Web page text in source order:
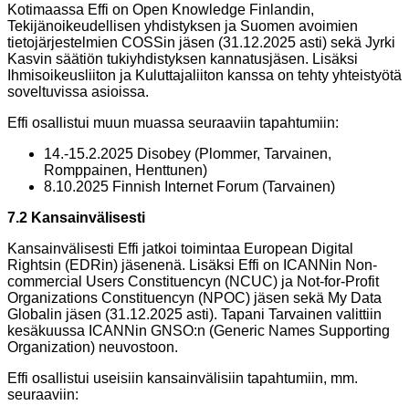
Kotimaassa Effi on Open Knowledge Finlandin,
Tekijänoikeudellisen yhdistyksen ja Suomen avoimien
tietojärjestelmien COSSin jäsen (31.12.2025 asti) sekä Jyrki
Kasvin säätiön tukiyhdistyksen kannatusjäsen. Lisäksi
Ihmisoikeusliiton ja Kuluttajaliiton kanssa on tehty yhteistyötä
soveltuvissa asioissa.
Effi osallistui muun muassa seuraaviin tapahtumiin:
14.-15.2.2025 Disobey (Plommer, Tarvainen,
Romppainen, Henttunen)
8.10.2025 Finnish Internet Forum (Tarvainen)
7.2 Kansainvälisesti
Kansainvälisesti Effi jatkoi toimintaa European Digital
Rightsin (EDRin) jäsenenä. Lisäksi Effi on ICANNin Non-
commercial Users Constituencyn (NCUC) ja Not-for-Profit
Organizations Constituencyn (NPOC) jäsen sekä My Data
Globalin jäsen (31.12.2025 asti). Tapani Tarvainen valittiin
kesäkuussa ICANNin GNSO:n (Generic Names Supporting
Organization) neuvostoon.
Effi osallistui useisiin kansainvälisiin tapahtumiin, mm.
seuraaviin: